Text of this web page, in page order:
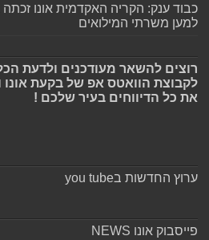
כבוד ענק: הקריה האקדמית אונו
למען משרתי המילואים
רוצים להשאר מעודכנים ולדעת
לקבוצת הוואטס אפ של בקעת אונו
את כל הדיווחים בעיר שלכם !
ערוץ החדשות בyou tube
פייסבוק אונו NEWS